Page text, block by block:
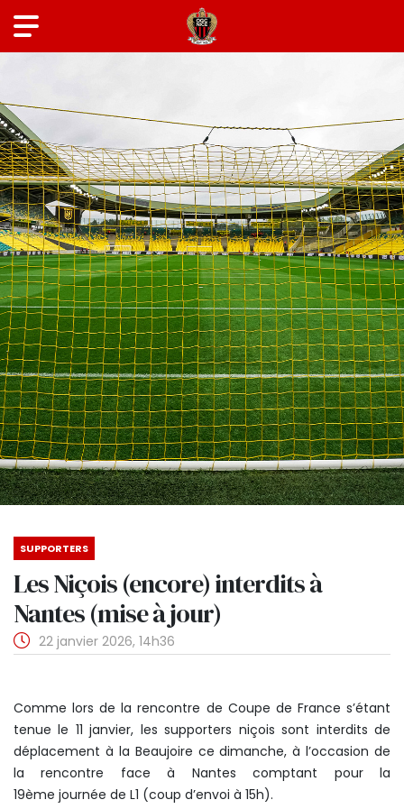
SUPPORTERS
Les Niçois (encore) interdits à
Nantes (mise à jour)
22 janvier 2026, 14h36
Comme lors de la rencontre de Coupe de France s’étant
tenue le 11 janvier, les supporters niçois sont interdits de
déplacement à la Beaujoire ce dimanche, à l’occasion de
la rencontre face à Nantes comptant pour la
19ème journée de L1 (coup d’envoi à 15h).